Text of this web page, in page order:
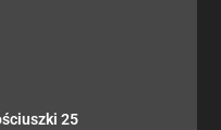
25